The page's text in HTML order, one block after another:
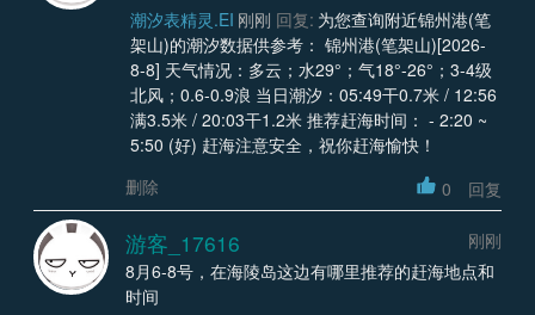
潮汐表精灵.EI 刚刚 回复: 为您查询附近锦州港(笔
架山)的潮汐数据供参考： 锦州港(笔架山)[2026-
8-8] 天气情况：多云；水29°；气18°-26°；3-4级
北风；0.6-0.9浪 当日潮汐：05:49干0.7米 / 12:56
满3.5米 / 20:03干1.2米 推荐赶海时间： - 2:20 ~
5:50 (好) 赶海注意安全，祝你赶海愉快！
删除
0 回复
游客_17616
刚刚
8月6-8号，在海陵岛这边有哪里推荐的赶海地点和
时间